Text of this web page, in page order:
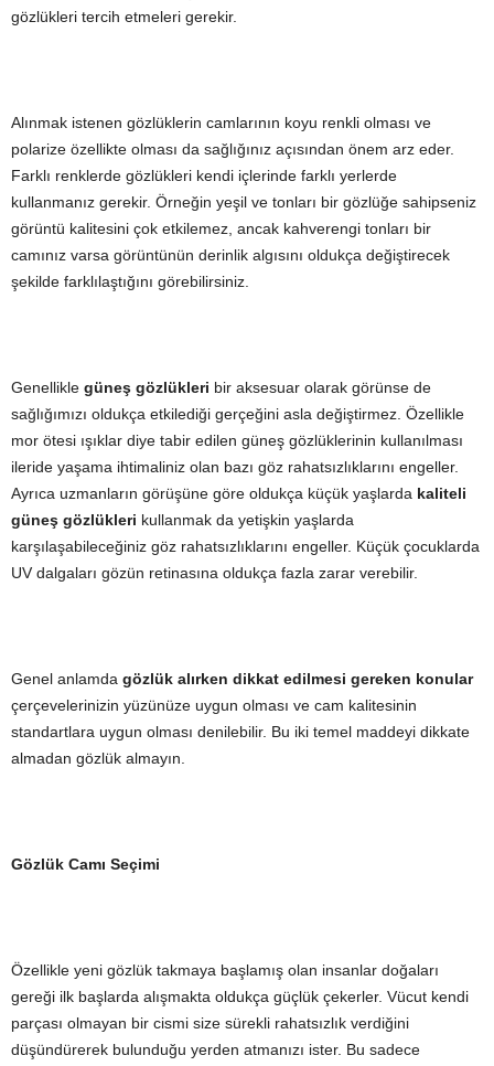
gözlükleri tercih etmeleri gerekir.
Alınmak istenen gözlüklerin camlarının koyu renkli olması ve
polarize özellikte olması da sağlığınız açısından önem arz eder.
Farklı renklerde gözlükleri kendi içlerinde farklı yerlerde
kullanmanız gerekir. Örneğin yeşil ve tonları bir gözlüğe sahipseniz
görüntü kalitesini çok etkilemez, ancak kahverengi tonları bir
camınız varsa görüntünün derinlik algısını oldukça değiştirecek
şekilde farklılaştığını görebilirsiniz.
Genellikle güneş gözlükleri bir aksesuar olarak görünse de
sağlığımızı oldukça etkilediği gerçeğini asla değiştirmez. Özellikle
mor ötesi ışıklar diye tabir edilen güneş gözlüklerinin kullanılması
ileride yaşama ihtimaliniz olan bazı göz rahatsızlıklarını engeller.
Ayrıca uzmanların görüşüne göre oldukça küçük yaşlarda kaliteli
güneş gözlükleri kullanmak da yetişkin yaşlarda
karşılaşabileceğiniz göz rahatsızlıklarını engeller. Küçük çocuklarda
UV dalgaları gözün retinasına oldukça fazla zarar verebilir.
Genel anlamda gözlük alırken dikkat edilmesi gereken konular
çerçevelerinizin yüzünüze uygun olması ve cam kalitesinin
standartlara uygun olması denilebilir. Bu iki temel maddeyi dikkate
almadan gözlük almayın.
Gözlük Camı Seçimi
Özellikle yeni gözlük takmaya başlamış olan insanlar doğaları
gereği ilk başlarda alışmakta oldukça güçlük çekerler. Vücut kendi
parçası olmayan bir cismi size sürekli rahatsızlık verdiğini
düşündürerek bulunduğu yerden atmanızı ister. Bu sadece